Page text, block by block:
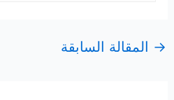
→ المقالة السابقة